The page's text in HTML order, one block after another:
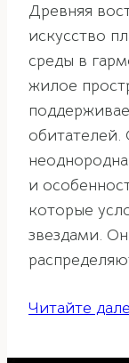
Древняя
искусство
среды в
жилое
и
которые
звездами.
Читайте